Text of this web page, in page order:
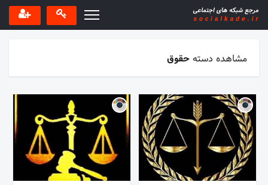
مشاهده دستهحقوق